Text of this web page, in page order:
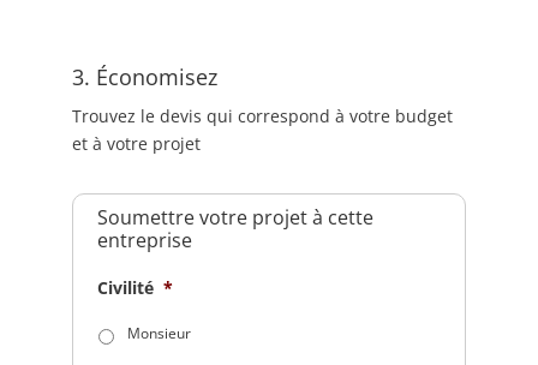
3. Économisez
Trouvez le devis qui correspond à votre budget
et à votre projet
Soumettre votre projet à cette
entreprise
Civilité *
Monsieur